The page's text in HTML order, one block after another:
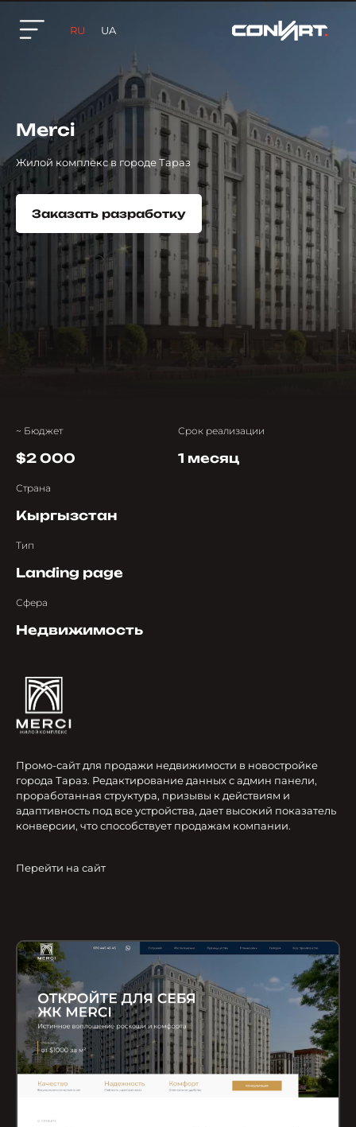
RU UA
Merci
Жилой комплекс в городе Тараз
Заказать разработку
~ Бюджет
$2 000
Срок реализации
1 месяц
Страна
Кыргызстан
Тип
Landing page
Сфера
Недвижимость
Промо-сайт для продажи недвижимости в новостройке
города Тараз. Редактирование данных с админ панели,
проработанная структура, призывы к действиям и
адаптивность под все устройства, дает высокий показатель
конверсии, что способствует продажам компании.
Перейти на сайт